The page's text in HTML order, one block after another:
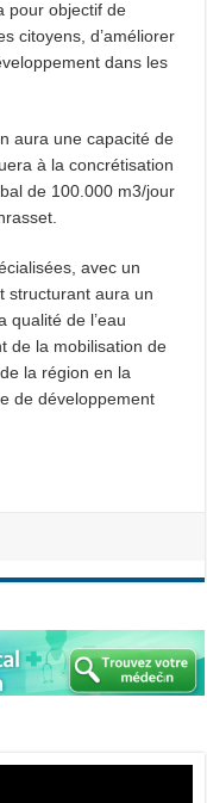
pour objectif de
citoyens, d’améliorer
dans les
aura une capacité de
à la concrétisation
de 100.000 m3/jour
avec un
structurant aura un
qualité de l’eau
de la mobilisation de
la région en la
de développement